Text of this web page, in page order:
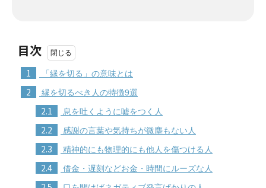
目次
1 「縁を切る」の意味とは
2 縁を切るべき人の特徴9選
2.1 息を吐くように嘘をつく人
2.2 感謝の言葉や気持ちが微塵もない人
2.3 精神的にも物理的にも他人を傷つける人
2.4 借金・遅刻などお金・時間にルーズな人